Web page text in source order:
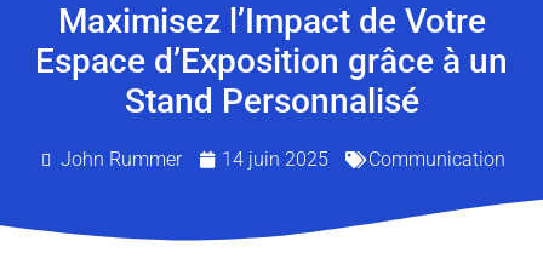
Maximisez l’Impact de Votre
Espace d’Exposition grâce à un
Stand Personnalisé
John Rummer 14 juin 2025 Communication